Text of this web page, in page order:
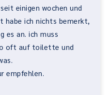
einigen wochen und
habe ich nichts bemerkt,
es an. ich muss
oft auf toilette und
empfehlen.